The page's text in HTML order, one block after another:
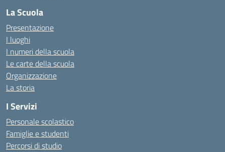
La Scuola
Presentazione
I luoghi
I numeri della scuola
Le carte della scuola
Organizzazione
La storia
I Servizi
Personale scolastico
Famiglie e studenti
Percorsi di studio